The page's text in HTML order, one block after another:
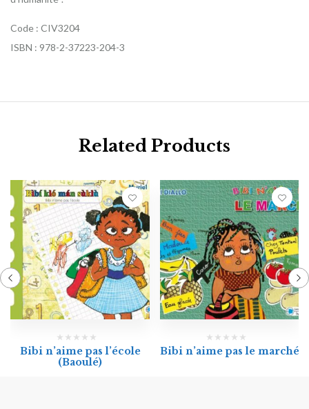
Code : CIV3204
ISBN : 978-2-37223-204-3
Related Products
Bibi n’aime pas l’école
(Baoulé)
Bibi n’aime pas le marché